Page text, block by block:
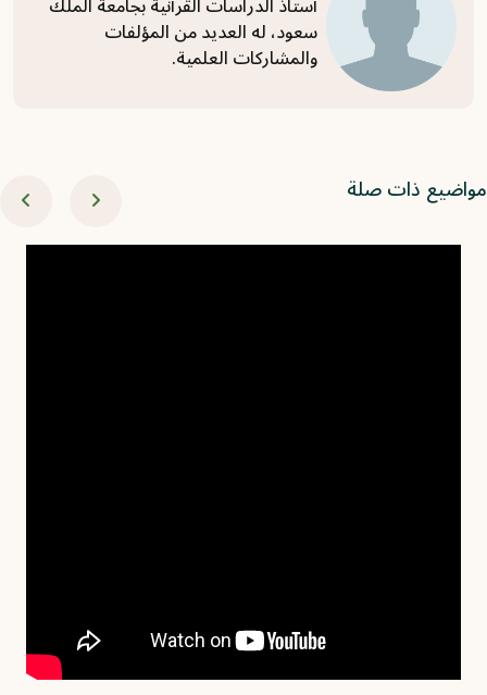
سعود، له العديد من المؤلفات
والمشاركات العلمية.
ذات صلة